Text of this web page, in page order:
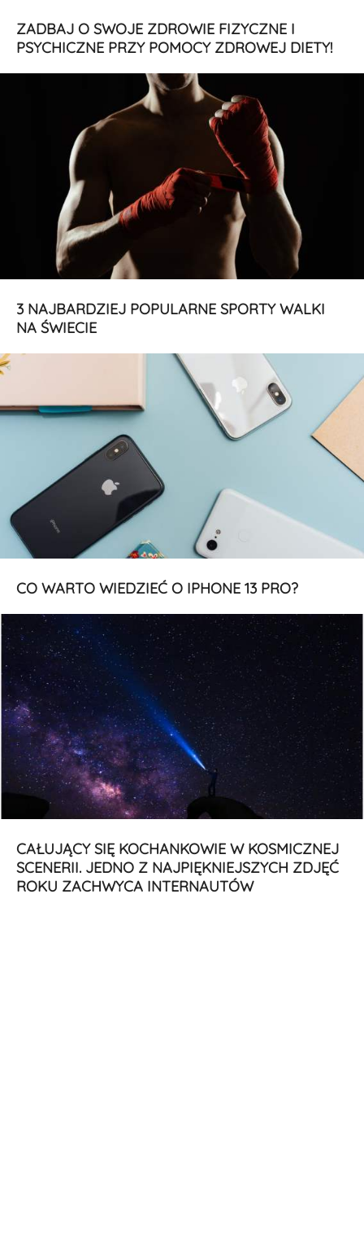
ZADBAJ O SWOJE ZDROWIE FIZYCZNE I
PSYCHICZNE PRZY POMOCY ZDROWEJ DIETY!
3 NAJBARDZIEJ POPULARNE SPORTY WALKI
NA ŚWIECIE
CO WARTO WIEDZIEĆ O IPHONE 13 PRO?
CAŁUJĄCY SIĘ KOCHANKOWIE W KOSMICZNEJ
SCENERII. JEDNO Z NAJPIĘKNIEJSZYCH ZDJĘĆ
ROKU ZACHWYCA INTERNAUTÓW